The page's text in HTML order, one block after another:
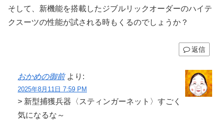
そして、新機能を搭載したジブルリックオーダーのハイテ
クスーツの性能が試される時もくるのでしょうか？
返信
おかめの御前 より:
2025年8月11日 7:59 PM
> 新型捕獲兵器〈スティンガーネット〉すごく
気になるな～